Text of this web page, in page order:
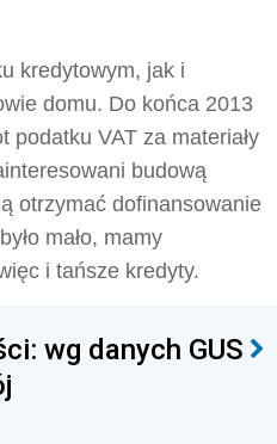
kredytowym, jak i
domu. Do końca 2013
podatku VAT za materiały
budową
otrzymać dofinansowanie
mało, mamy
i tańsze kredyty.
wg danych GUS